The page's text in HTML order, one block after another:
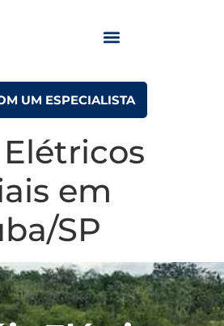
UM ESPECIALISTA
em
SP